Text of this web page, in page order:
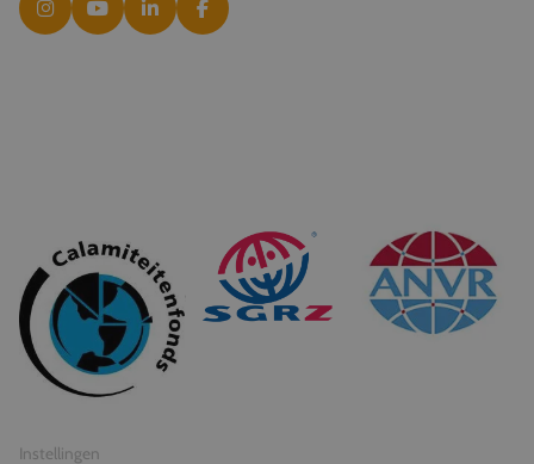
© 2026 Travel Inventive
Algemene voorwaarden
Privacy statement
Instellingen